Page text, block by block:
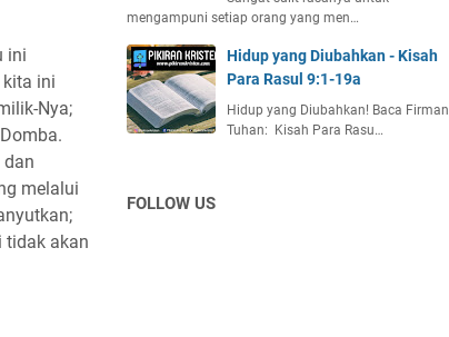
ini
ini
Nya;
melalui
tidak akan
mengampuni setiap orang yang men…
Hidup yang Diubahkan - Kisah
Para Rasul 9:1-19a
Hidup yang Diubahkan! Baca Firman
Tuhan: Kisah Para Rasu…
FOLLOW US